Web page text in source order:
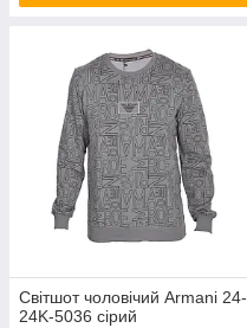
Світшот чоловічий Armani 24-
24K-5036 сірий